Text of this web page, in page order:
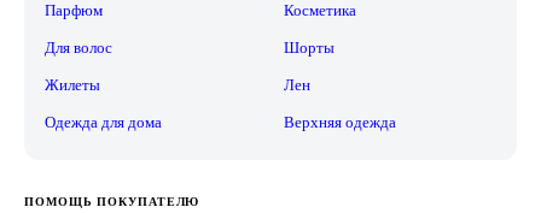
Парфюм Косметика
Для волос Шорты
Жилеты Лен
Одежда для дома Верхняя одежда
ПОМОЩЬ ПОКУПАТЕЛЮ